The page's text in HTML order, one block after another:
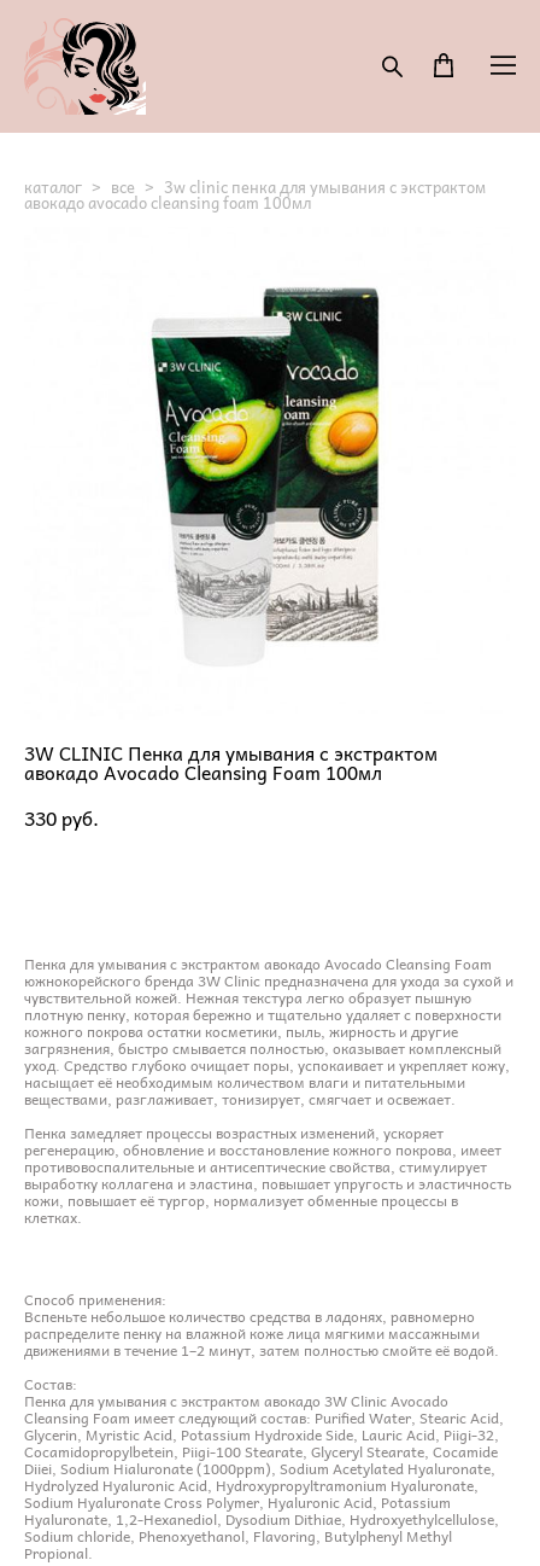
каталог > все > 3w clinic пенка для умывания с экстрактом
авокадо avocado cleansing foam 100мл
3W CLINIC Пенка для умывания с экстрактом
авокадо Avocado Cleansing Foam 100мл
330 pуб.
Пенка для умывания с экстрактом авокадо Avocado Cleansing Foam
южнокорейского бренда 3W Clinic предназначена для ухода за сухой и
чувствительной кожей. Нежная текстура легко образует пышную
плотную пенку, которая бережно и тщательно удаляет с поверхности
кожного покрова остатки косметики, пыль, жирность и другие
загрязнения, быстро смывается полностью, оказывает комплексный
уход. Средство глубоко очищает поры, успокаивает и укрепляет кожу,
насыщает её необходимым количеством влаги и питательными
веществами, разглаживает, тонизирует, смягчает и освежает.
Пенка замедляет процессы возрастных изменений, ускоряет
регенерацию, обновление и восстановление кожного покрова, имеет
противовоспалительные и антисептические свойства, стимулирует
выработку коллагена и эластина, повышает упругость и эластичность
кожи, повышает её тургор, нормализует обменные процессы в
клетках.
Способ применения:
Вспеньте небольшое количество средства в ладонях, равномерно
распределите пенку на влажной коже лица мягкими массажными
движениями в течение 1–2 минут, затем полностью смойте её водой.
Состав:
Пенка для умывания с экстрактом авокадо 3W Clinic Avocado
Cleansing Foam имеет следующий состав: Purified Water, Stearic Acid,
Glycerin, Myristic Acid, Potassium Hydroxide Side, Lauric Acid, Piigi-32,
Cocamidopropylbetein, Piigi-100 Stearate, Glyceryl Stearate, Cocamide
Diiei, Sodium Hialuronate (1000ppm), Sodium Acetylated Hyaluronate,
Hydrolyzed Hyaluronic Acid, Hydroxypropyltramonium Hyaluronate,
Sodium Hyaluronate Cross Polymer, Hyaluronic Acid, Potassium
Hyaluronate, 1,2-Hexanediol, Dysodium Dithiae, Hydroxyethylcellulose,
Sodium chloride, Phenoxyethanol, Flavoring, Butylphenyl Methyl
Propional.